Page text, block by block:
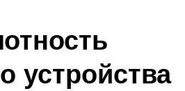
устройства